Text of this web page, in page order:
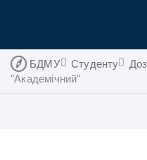
БДМУ Студенту
"Академічний"